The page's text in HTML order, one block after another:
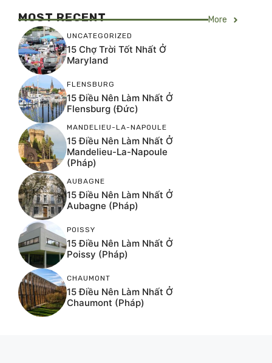
MOST RECENT More
UNCATEGORIZED
15 Chợ Trời Tốt Nhất Ở
Maryland
FLENSBURG
15 Điều Nên Làm Nhất Ở
Flensburg (Đức)
MANDELIEU-LA-NAPOULE
15 Điều Nên Làm Nhất Ở
Mandelieu-La-Napoule
(Pháp)
AUBAGNE
15 Điều Nên Làm Nhất Ở
Aubagne (Pháp)
POISSY
15 Điều Nên Làm Nhất Ở
Poissy (Pháp)
CHAUMONT
15 Điều Nên Làm Nhất Ở
Chaumont (Pháp)